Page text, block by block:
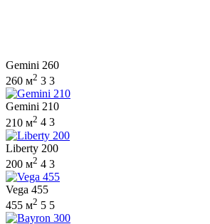
Gemini 260
260 м2 3 3
Gemini 210
210 м2 4 3
Liberty 200
200 м2 4 3
Vega 455
455 м2 5 5